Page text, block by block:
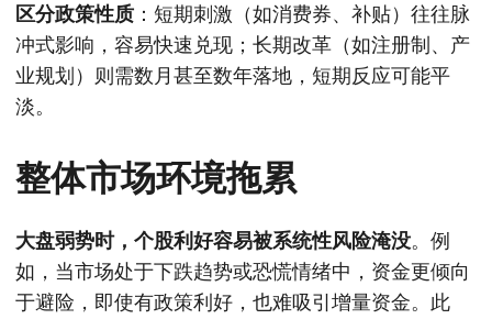
区分政策性质 ：短期刺激（如消费券、补贴）往往脉
冲式影响，容易快速兑现；长期改革（如注册制、产
业规划）则需数月甚至数年落地，短期反应可能平
淡。
整体市场环境拖累
大盘弱势时，个股利好容易被系统性风险淹没。例
如，当市场处于下跌趋势或恐慌情绪中，资金更倾向
于避险，即使有政策利好，也难吸引增量资金。此